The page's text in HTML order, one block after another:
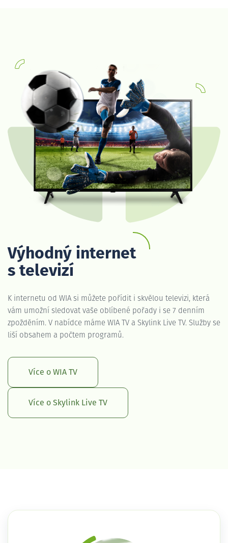
Výhodný internet
s televizí
K internetu od WIA si můžete pořídit i skvělou televizi, která
vám umožní sledovat vaše oblíbené pořady i se 7 denním
zpožděním. V nabídce máme WIA TV a Skylink Live TV. Služby se
liší obsahem a počtem programů.
Více o WIA TV
Více o Skylink Live TV